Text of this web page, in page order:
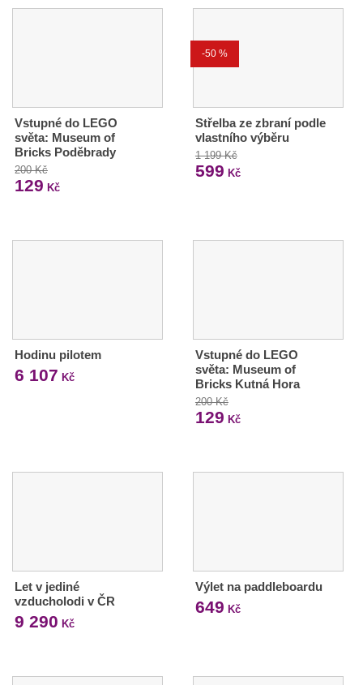
Vstupné do LEGO
světa: Museum of
Bricks Poděbrady
200 Kč
129 Kč
-50 %
Střelba ze zbraní podle
vlastního výběru
1 199 Kč
599 Kč
Hodinu pilotem
6 107 Kč
Vstupné do LEGO
světa: Museum of
Bricks Kutná Hora
200 Kč
129 Kč
Let v jediné
vzducholodi v ČR
9 290 Kč
Výlet na paddleboardu
649 Kč